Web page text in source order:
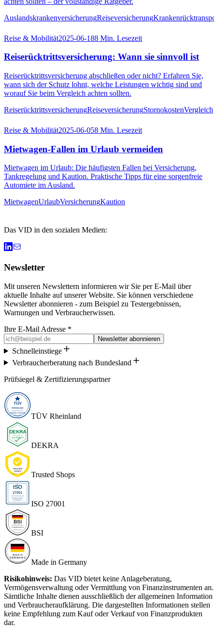
AuslandskrankenversicherungReiseversicherung
Reise & Mobilität2025-06-188 Min. Lesezeit
Reiserücktrittsversicherung: Wann sie sinnvoll ist
Reiserücktrittsversicherung abschließen oder nicht? Erfahren Sie,
wann sich der Schutz lohnt, welche Leistungen wichtig sind und
worauf Sie beim Vergleich achten sollten.
ReiserücktrittsversicherungReiseversicherungStornokostenVergleich
Reise & Mobilität2025-06-058 Min. Lesezeit
Mietwagen-Fallen im Urlaub vermeiden
Mietwagen im Urlaub: Die häufigsten Fallen bei Versicherung,
Tankregelung und Kaution. Praktische Tipps für eine sorgenfreie
Automiete im Ausland.
MietwagenUrlaubVersicherungKaution
Das VID in den sozialen Medien:
Newsletter
Mit unseren Newslettern informieren wir Sie per E-Mail über
aktuelle Inhalte auf unserer Website. Sie können verschiedene
Newsletter abonnieren - zum Beispiel zu Testergebnissen,
Warnungen und Verbraucherwissen.
Ihre E-Mail Adresse *
Newsletter abonnieren
Schnelleinstiege
Verbraucherberatung nach Bundesland
Prüfsiegel & Zertifizierungspartner
TÜV Rheinland
DEKRA
Trusted Shops
ISO 27001
BSI
Made in Germany
Risikohinweis: Das VID bietet keine Anlageberatung,
Vermögensverwaltung oder Vermittlung von Finanzinstrumenten an.
Sämtliche Inhalte dienen ausschließlich der allgemeinen Information
und Verbraucheraufklärung. Die dargestellten Informationen stellen
keine Empfehlung zum Kauf oder Verkauf von Finanzprodukten
dar.